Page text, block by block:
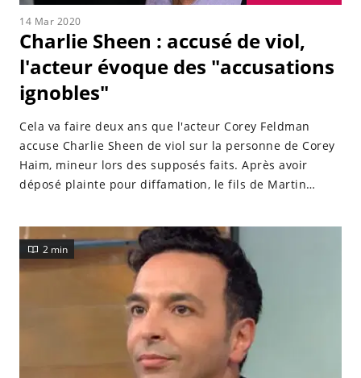
14 Mar 2020
Charlie Sheen : accusé de viol,
l'acteur évoque des "accusations
ignobles"
Cela va faire deux ans que l'acteur Corey Feldman
accuse Charlie Sheen de viol sur la personne de Corey
Haim, mineur lors des supposés faits. Après avoir
déposé plainte pour diffamation, le fils de Martin
prendre la parole, suite à la diffusion d'un
documentaire qui traite de l'affaire.
2 min